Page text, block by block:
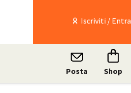
Iscriviti / Entra
Posta Shop